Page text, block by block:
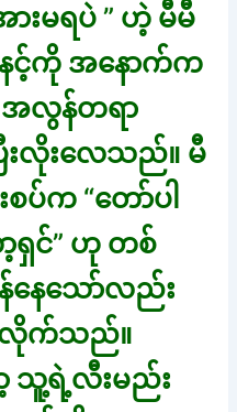
မရပဲ ” ဟဲ့ မီမီ
နင့်ကို အနောက်က
အလွန်တရာ
ြီးလိုးလေသည်။ မီ
ပ်က “တော်ပါ
ရှင်” ဟု တစ်
ေသော်လည်း
လိုက်သည်။
သူ့ရဲ့လီးမည်း